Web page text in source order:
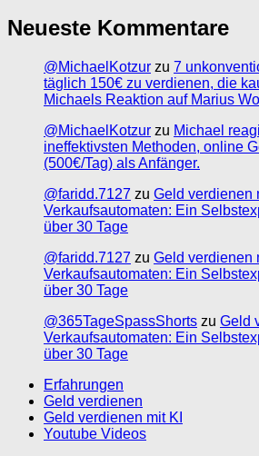
Neueste Kommentare
@MichaelKotzur zu 7
täglich 150€ zu verdienen, die
Michaels Reaktion auf Marius
@MichaelKotzur zu Michael
ineffektivsten Methoden, online
(500€/Tag) als Anfänger.
@faridd.7127 zu Geld verdienen
Verkaufsautomaten: Ein
über 30 Tage
@faridd.7127 zu Geld verdienen
Verkaufsautomaten: Ein
über 30 Tage
@365TageSpassShorts zu Geld
Verkaufsautomaten: Ein
über 30 Tage
Erfahrungen
Geld verdienen
Geld verdienen mit KI
Youtube Videos